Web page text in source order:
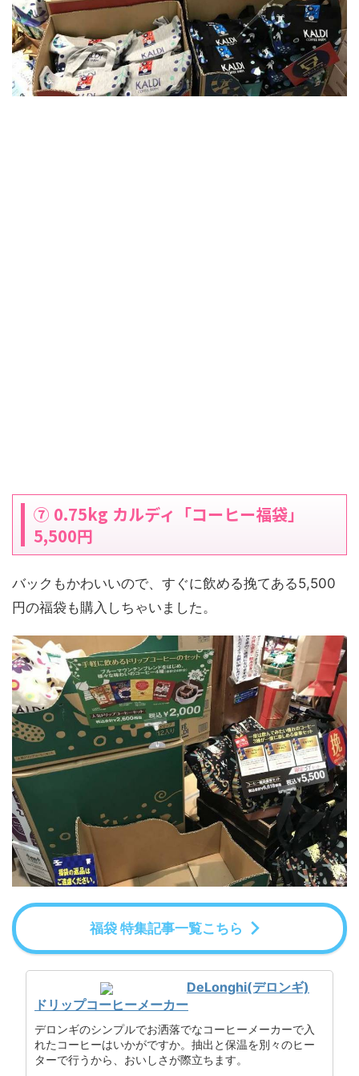
⑦ 0.75kg カルディ「コーヒー福袋」
5,500円
バックもかわいいので、すぐに飲める挽てある5,500
円の福袋も購入しちゃいました。
福袋 特集記事一覧こちら
DeLonghi(デロンギ)
ドリップコーヒーメーカー
デロンギのシンプルでお洒落でなコーヒーメーカーで入
れたコーヒーはいかがですか。抽出と保温を別々のヒー
ターで行うから、おいしさが際立ちます。